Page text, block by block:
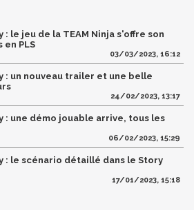
: le jeu de la TEAM Ninja s'offre son
PLS
03/03/2023, 16:12
: un nouveau trailer et une belle
24/02/2023, 13:17
: une démo jouable arrive, tous les
06/02/2023, 15:29
: le scénario détaillé dans le Story
17/01/2023, 15:18